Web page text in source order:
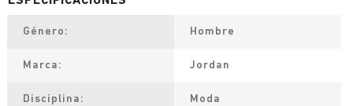
Género Hombre
Marca Jordan
Disciplina Moda